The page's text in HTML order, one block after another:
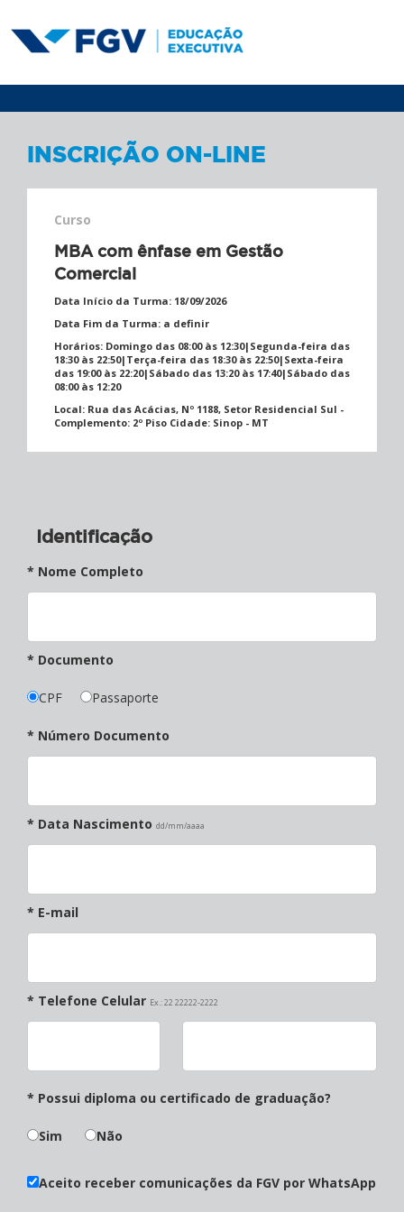
INSCRIÇÃO ON-LINE
Curso
MBA com ênfase em Gestão
Comercial
Data Início da Turma: 18/09/2026
Data Fim da Turma: a definir
Horários: Domingo das 08:00 às 12:30|Segunda-feira das
18:30 às 22:50|Terça-feira das 18:30 às 22:50|Sexta-feira
das 19:00 às 22:20|Sábado das 13:20 às 17:40|Sábado das
08:00 às 12:20
Local: Rua das Acácias, Nº 1188, Setor Residencial Sul -
Complemento: 2º Piso Cidade: Sinop - MT
Identificação
* Nome Completo
* Documento
CPF Passaporte
* Número Documento
* Data Nascimento dd/mm/aaaa
* E-mail
* Telefone Celular Ex.: 22 22222-2222
* Possui diploma ou certificado de graduação?
Sim Não
Aceito receber comunicações da FGV por WhatsApp